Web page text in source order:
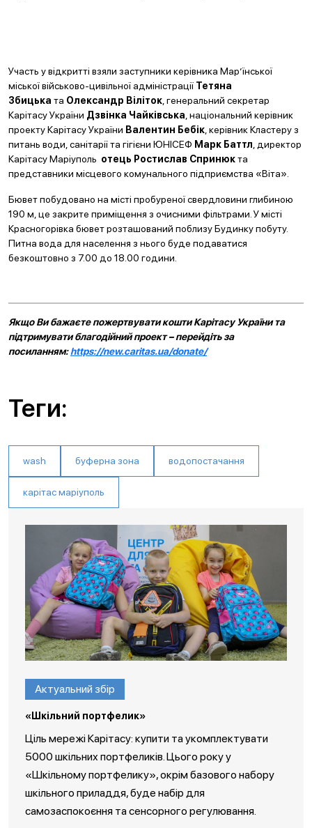
Участь у відкритті взяли заступники керівника Мар’їнської
міської військово-цивільної адміністрації Тетяна
Збицька та Олександр Віліток , генеральний секретар
Карітасу України Дзвінка Чайківська , національний керівник
проекту Карітасу України Валентин Бебік , керівник Кластеру з
питань води, санітарії та гігієни ЮНІСЕФ Марк Баттл , директор
Карітасу Маріуполь отець Ростислав Спринюкта
представники місцевого комунального підприємства «Віта».
Бювет побудовано на місті пробуреної свердловини глибиною
190 м, це закрите приміщення з очисними фільтрами. У місті
Красногорівка бювет розташований поблизу Будинку побуту.
Питна вода для населення з нього буде подаватися
безкоштовно з 7.00 до 18.00 години.
Якщо Ви бажаєте пожертвувати кошти Карітасу України та
підтримувати благодійний проект – перейдіть за
посиланням:https://new.caritas.ua/donate/
Теги:
wash буферна зона водопостачання
карітас маріуполь
Актуальний збір
«Шкільний портфелик»
Ціль мережі Карітасу: купити та укомплектувати
5000 шкільних портфеликів. Цього року у
«Шкільному портфелику», окрім базового набору
шкільного приладдя, буде набір для
самозаспокоєння та сенсорного регулювання.